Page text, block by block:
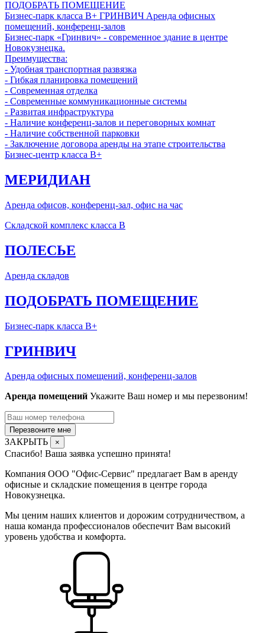
ПОДОБРАТЬ ПОМЕЩЕНИЕ
Бизнес-парк класса В+ ГРИНВИЧ Аренда офисных
помещений, конференц-залов
Бизнес-парк «Гринвич» - современное здание в центре
Новокузнецка.
Преимущества:
- Удобная транспортная развязка
- Гибкая планировка помещений
- Современная отделка
- Современные коммуникационные системы
- Развитая инфраструктура
- Наличие конференц-залов и переговорных комнат
- Наличие собственной парковки
- Заключение договора аренды на этапе строительства
Бизнес-центр класса B+
МЕРИДИАН
Аренда офисов, конференц-зал, офис на час
Складской комплекс класса B
ПОЛЕСЬЕ
Аренда складов
ПОДОБРАТЬ ПОМЕЩЕНИЕ
Бизнес-парк класса В+
ГРИНВИЧ
Аренда офисных помещений, конференц-залов
Аренда помещений Укажите Ваш номер и мы перезвоним!
Перезвоните мне
ЗАКРЫТЬ ×
Спасибо! Ваша заявка успешно принята!
Компания ООО "Офис-Сервис" предлагает Вам в аренду
офисные и складские помещения в центре города
Новокузнецка.
Мы ценим наших клиентов и дорожим сотрудничеством, а
наша команда профессионалов обеспечит Вам высокий
уровень удобства и комфорта.